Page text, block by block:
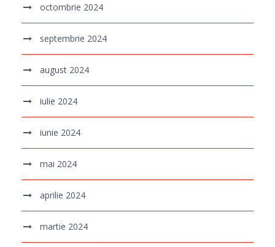
octombrie 2024
septembrie 2024
august 2024
iulie 2024
iunie 2024
mai 2024
aprilie 2024
martie 2024